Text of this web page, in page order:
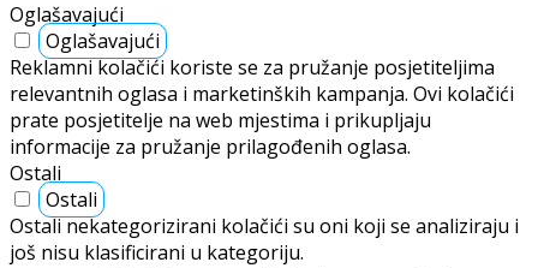
Oglašavajući
Oglašavajući
Reklamni kolačići koriste se za pružanje posjetiteljima
relevantnih oglasa i marketinških kampanja. Ovi kolačići
prate posjetitelje na web mjestima i prikupljaju
informacije za pružanje prilagođenih oglasa.
Ostali
Ostali
Ostali nekategorizirani kolačići su oni koji se analiziraju i
još nisu klasificirani u kategoriju.